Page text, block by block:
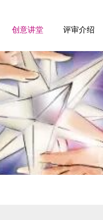
创意讲堂 评审介绍